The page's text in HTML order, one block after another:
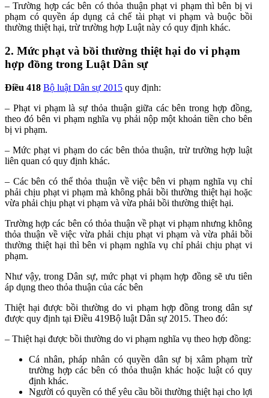
– Trường hợp các bên có thỏa thuận phạt vi phạm thì bên bị vi
phạm có quyền áp dụng cả chế tài phạt vi phạm và buộc bồi
thường thiệt hại, trừ trường hợp Luật này có quy định khác.
2. Mức phạt và bồi thường thiệt hại do vi phạm
hợp đồng trong Luật Dân sự
Điều 418 Bộ luật Dân sự 2015 quy định:
– Phạt vi phạm là sự thỏa thuận giữa các bên trong hợp đồng,
theo đó bên vi phạm nghĩa vụ phải nộp một khoản tiền cho bên
bị vi phạm.
– Mức phạt vi phạm do các bên thỏa thuận, trừ trường hợp luật
liên quan có quy định khác.
– Các bên có thể thỏa thuận về việc bên vi phạm nghĩa vụ chỉ
phải chịu phạt vi phạm mà không phải bồi thường thiệt hại hoặc
vừa phải chịu phạt vi phạm và vừa phải bồi thường thiệt hại.
Trường hợp các bên có thỏa thuận về phạt vi phạm nhưng không
thỏa thuận về việc vừa phải chịu phạt vi phạm và vừa phải bồi
thường thiệt hại thì bên vi phạm nghĩa vụ chỉ phải chịu phạt vi
phạm.
Như vậy, trong Dân sự, mức phạt vi phạm hợp đồng sẽ ưu tiên
áp dụng theo thỏa thuận của các bên
Thiệt hại được bồi thường do vi phạm hợp đồng trong dân sự
được quy định tại Điều 419Bộ luật Dân sự 2015. Theo đó:
– Thiệt hại được bồi thường do vi phạm nghĩa vụ theo hợp đồng:
Cá nhân, pháp nhân có quyền dân sự bị xâm phạm trừ
trường hợp các bên có thỏa thuận khác hoặc luật có quy
định khác.
Người có quyền có thể yêu cầu bồi thường thiệt hại cho lợi